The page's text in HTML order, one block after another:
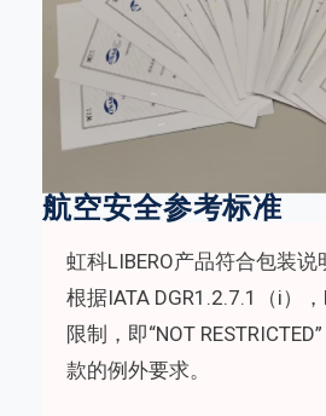
航空安全参考标准
虹科LIBERO产品符合包装说
根据IATA DGR1.2.7.1（i）
限制，即“NOT
款的例外要求。